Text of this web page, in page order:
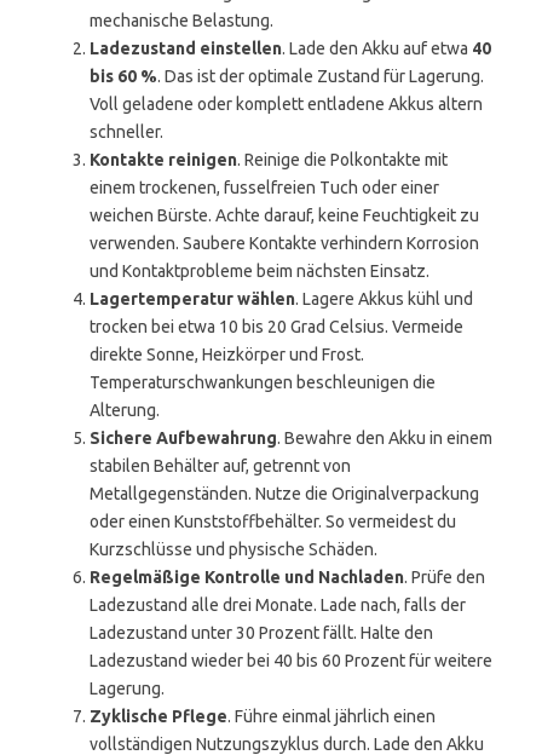
mechanische Belastung.
Ladezustand einstellen. Lade den Akku auf etwa 40
bis 60 %. Das ist der optimale Zustand für Lagerung.
Voll geladene oder komplett entladene Akkus altern
schneller.
Kontakte reinigen. Reinige die Polkontakte mit
einem trockenen, fusselfreien Tuch oder einer
weichen Bürste. Achte darauf, keine Feuchtigkeit zu
verwenden. Saubere Kontakte verhindern Korrosion
und Kontaktprobleme beim nächsten Einsatz.
Lagertemperatur wählen. Lagere Akkus kühl und
trocken bei etwa 10 bis 20 Grad Celsius. Vermeide
direkte Sonne, Heizkörper und Frost.
Temperaturschwankungen beschleunigen die
Alterung.
Sichere Aufbewahrung. Bewahre den Akku in einem
stabilen Behälter auf, getrennt von
Metallgegenständen. Nutze die Originalverpackung
oder einen Kunststoffbehälter. So vermeidest du
Kurzschlüsse und physische Schäden.
Regelmäßige Kontrolle und Nachladen. Prüfe den
Ladezustand alle drei Monate. Lade nach, falls der
Ladezustand unter 30 Prozent fällt. Halte den
Ladezustand wieder bei 40 bis 60 Prozent für weitere
Lagerung.
Zyklische Pflege. Führe einmal jährlich einen
vollständigen Nutzungszyklus durch. Lade den Akku